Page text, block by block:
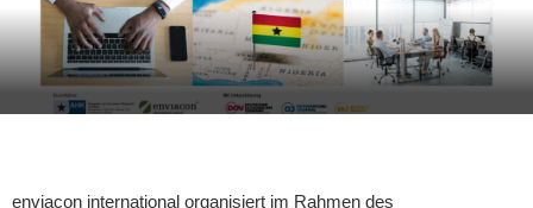
enviacon international organisiert im Rahmen des